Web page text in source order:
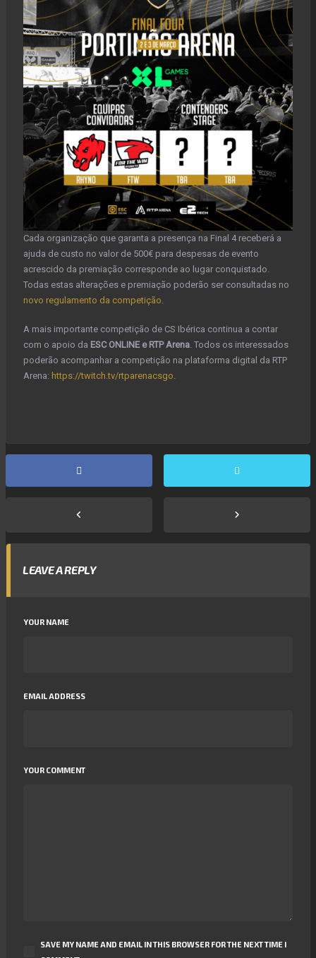
Cada organização que garanta a presença na Final 4 receberá a
ajuda de custo no valor de 500€ para despesas de evento
acrescido da premiação corresponde ao lugar conquistado.
Todas estas alterações e premiação poderão ser consultadas no
novo regulamento da competição
A mais importante competição de CS Ibérica continua a contar
com o apoio da ESC ONLINE e RTP Arena. Todos os interessados
poderão acompanhar a competição na plataforma digital da RTP
Arena: https://twitch.tv/rtparenacsgo.
LEAVE A REPLY
YOUR NAME
EMAIL ADDRESS
YOUR COMMENT
SAVE MY NAME AND EMAIL IN THIS BROWSER FOR THE NEXT TIME I